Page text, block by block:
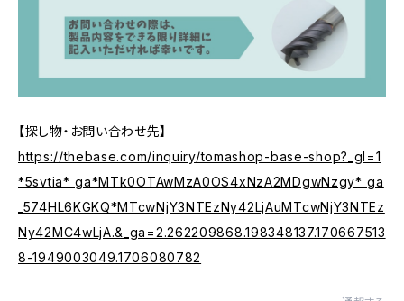
【探し物・お問い合わせ先】
https://thebase.com/inquiry/tomashop-base-shop?_gl=1
*5svtia*_ga*MTk0OTAwMzA0OS4xNzA2MDgwNzgy*_ga
_574HL6KGKQ*MTcwNjY3NTEzNy42LjAuMTcwNjY3NTEz
Ny42MC4wLjA.&_ga=2.262209868.198348137.170667513
8-1949003049.1706080782